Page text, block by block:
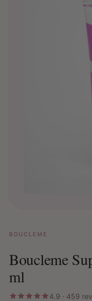
BOUCLEME
Boucleme
ml
4.9 · 459